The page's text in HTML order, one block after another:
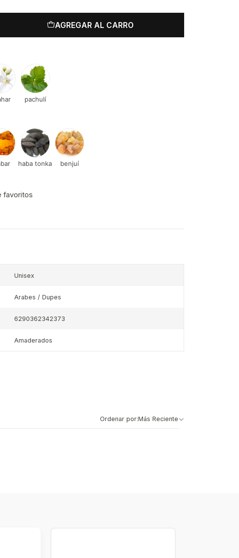
AGREGAR AL CARRO
pachulí
haba tonka benjuí
favoritos
Unisex
Arabes / Dupes
6290362342373
Amaderados
Ordenar por:Más Reciente